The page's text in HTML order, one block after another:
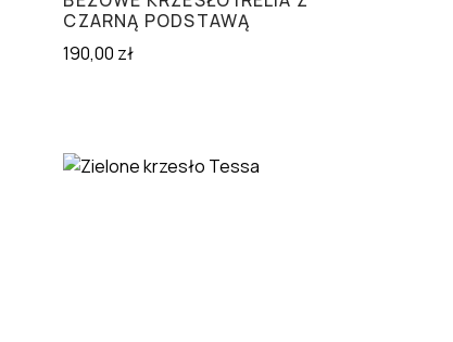
CZARNĄ PODSTAWĄ
190,00 zł